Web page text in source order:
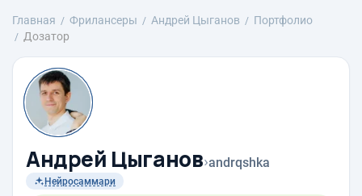
Главная Фрилансеры Андрей Цыганов
Портфолио
Дозатор
Андрей Цыганов›andrqshka
Нейросаммари